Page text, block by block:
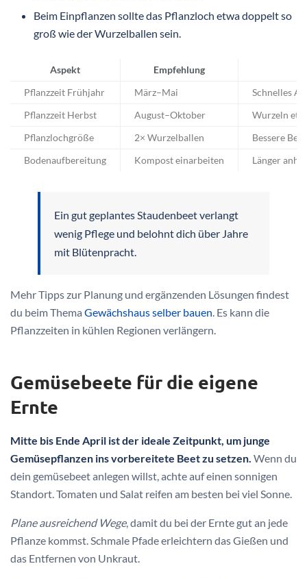
Beim Einpflanzen sollte das Pflanzloch etwa doppelt so
groß wie der Wurzelballen sein.
Aspekt Empfehlung
Pflanzzeit Frühjahr März–Mai Schnelles
Pflanzzeit Herbst August–Oktober Wurzeln
Pflanzlochgröße 2× Wurzelballen Bessere
Bodenaufbereitung Kompost einarbeiten Länger
Ein gut geplantes Staudenbeet verlangt
wenig Pflege und belohnt dich über Jahre
mit Blütenpracht.
Mehr Tipps zur Planung und ergänzenden Lösungen findest
du beim Thema Gewächshaus selber bauen. Es kann die
Pflanzzeiten in kühlen Regionen verlängern.
Gemüsebeete für die eigene
Ernte
Mitte bis Ende April ist der ideale Zeitpunkt, um junge
Gemüsepflanzen ins vorbereitete Beet zu setzen. Wenn du
dein gemüsebeet anlegen willst, achte auf einen sonnigen
Standort. Tomaten und Salat reifen am besten bei viel Sonne.
Plane ausreichend Wege, damit du bei der Ernte gut an jede
Pflanze kommst. Schmale Pfade erleichtern das Gießen und
das Entfernen von Unkraut.